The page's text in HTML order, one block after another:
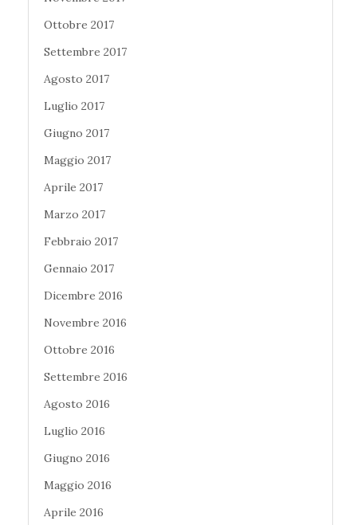
Ottobre 2017
Settembre 2017
Agosto 2017
Luglio 2017
Giugno 2017
Maggio 2017
Aprile 2017
Marzo 2017
Febbraio 2017
Gennaio 2017
Dicembre 2016
Novembre 2016
Ottobre 2016
Settembre 2016
Agosto 2016
Luglio 2016
Giugno 2016
Maggio 2016
Aprile 2016